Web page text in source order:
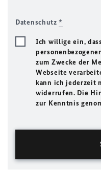
Datenschutz*
Ich willige ein,
zum Zwecke der
Webseite
kann ich jederzeit
widerrufen. Die
zur Kenntnis